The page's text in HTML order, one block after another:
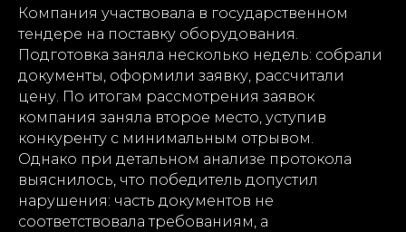
Компания участвовала в государственном
тендере на поставку оборудования.
Подготовка заняла несколько недель: собрали
документы, оформили заявку, рассчитали
цену. По итогам рассмотрения заявок
компания заняла второе место, уступив
конкуренту с минимальным отрывом.
Однако при детальном анализе протокола
выяснилось, что победитель допустил
нарушения: часть документов не
соответствовала требованиям, а